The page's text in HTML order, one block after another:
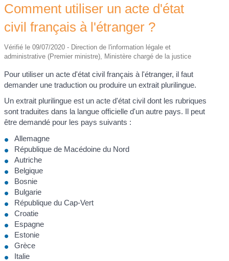
Comment utiliser un acte d'état
civil français à l'étranger ?
Vérifié le 09/07/2020 - Direction de l'information légale et
administrative (Premier ministre), Ministère chargé de la justice
Pour utiliser un acte d'état civil français à l'étranger, il faut
demander une traduction ou produire un extrait plurilingue.
Un extrait plurilingue est un acte d'état civil dont les rubriques
sont traduites dans la langue officielle d'un autre pays. Il peut
être demandé pour les pays suivants :
Allemagne
République de Macédoine du Nord
Autriche
Belgique
Bosnie
Bulgarie
République du Cap-Vert
Croatie
Espagne
Estonie
Grèce
Italie